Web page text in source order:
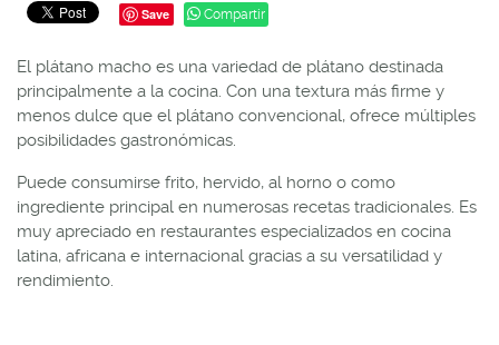
Save Compartir
El plátano macho es una variedad de plátano destinada
principalmente a la cocina. Con una textura más firme y
menos dulce que el plátano convencional, ofrece múltiples
posibilidades gastronómicas.
Puede consumirse frito, hervido, al horno o como
ingrediente principal en numerosas recetas tradicionales. Es
muy apreciado en restaurantes especializados en cocina
latina, africana e internacional gracias a su versatilidad y
rendimiento.